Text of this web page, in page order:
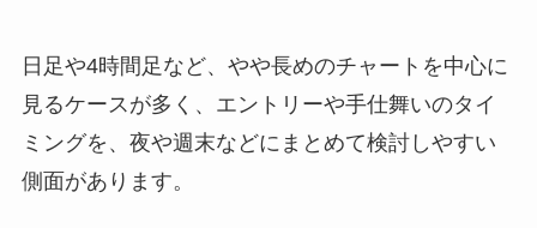
日足や4時間足など、やや長めのチャートを中心に
見るケースが多く、エントリーや手仕舞いのタイ
ミングを、夜や週末などにまとめて検討しやすい
側面があります。